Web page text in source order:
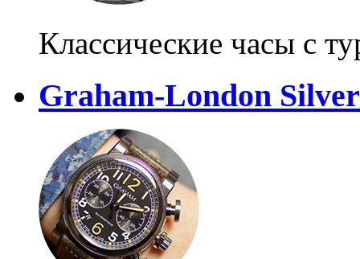
Классические часы с
Graham-London